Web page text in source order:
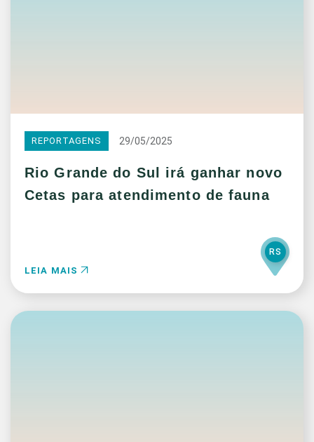
REPORTAGENS 29/05/2025
Rio Grande do Sul irá ganhar novo
Cetas para atendimento de fauna
LEIA MAIS
RS